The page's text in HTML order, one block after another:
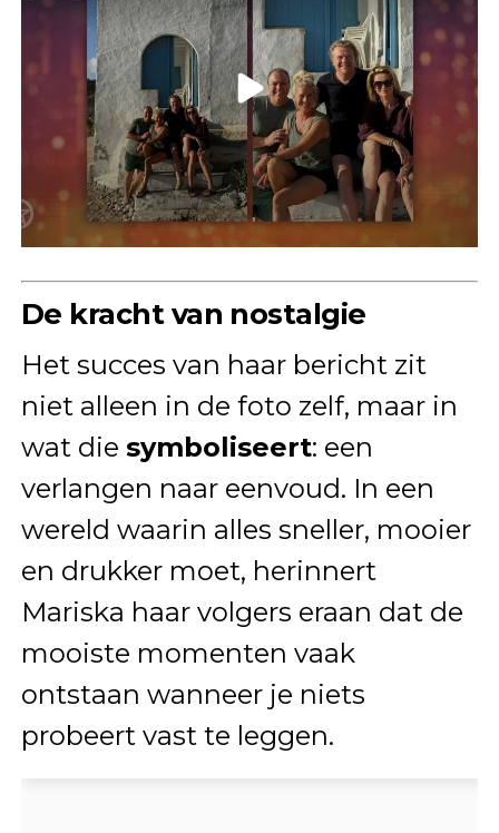
De kracht van nostalgie
Het succes van haar bericht zit
niet alleen in de foto zelf, maar in
wat die symboliseert: een
verlangen naar eenvoud. In een
wereld waarin alles sneller, mooier
en drukker moet, herinnert
Mariska haar volgers eraan dat de
mooiste momenten vaak
ontstaan wanneer je niets
probeert vast te leggen.